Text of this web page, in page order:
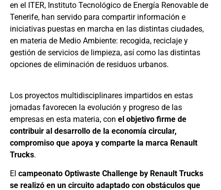
en el ITER, Instituto Tecnológico de Energía Renovable de
Tenerife, han servido para compartir información e
iniciativas puestas en marcha en las distintas ciudades,
en materia de Medio Ambiente: recogida, reciclaje y
gestión de servicios de limpieza, así como las distintas
opciones de eliminación de residuos urbanos.
Los proyectos multidisciplinares impartidos en estas
jornadas favorecen la evolución y progreso de las
empresas en esta materia, con el objetivo firme de
contribuir al desarrollo de la economía circular,
compromiso que apoya y comparte la marca Renault
Trucks.
El campeonato Optiwaste Challenge by Renault Trucks
se realizó en un circuito adaptado con obstáculos que